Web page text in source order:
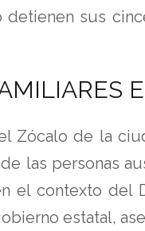
sus
Zócalo de la
las personas
el contexto del
estatal,